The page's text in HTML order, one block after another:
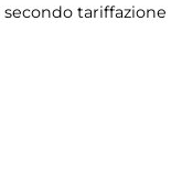
secondo tariffazione